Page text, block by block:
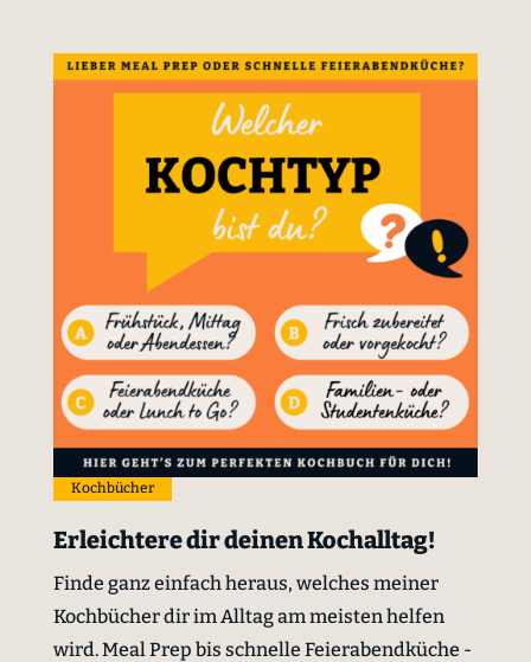
Kochbücher
Erleichtere dir deinen Kochalltag!
Finde ganz einfach heraus, welches meiner
Kochbücher dir im Alltag am meisten helfen
wird. Meal Prep bis schnelle Feierabendküche -